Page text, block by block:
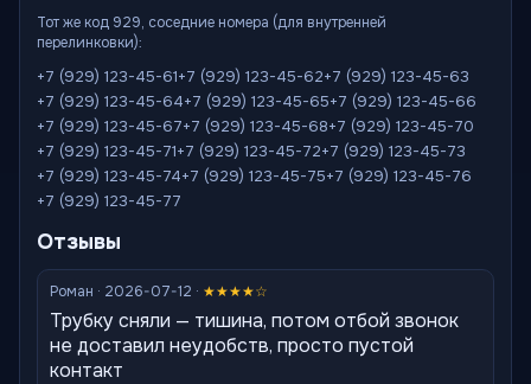
Тот же код 929, соседние номера (для внутренней
перелинковки):
+7 (929) 123-45-61+7 (929) 123-45-62+7 (929) 123-45-63
+7 (929) 123-45-64+7 (929) 123-45-65+7 (929) 123-45-66
+7 (929) 123-45-67+7 (929) 123-45-68+7 (929) 123-45-70
+7 (929) 123-45-71+7 (929) 123-45-72+7 (929) 123-45-73
+7 (929) 123-45-74+7 (929) 123-45-75+7 (929) 123-45-76
+7 (929) 123-45-77
Отзывы
Роман · 2026-07-12 · ★★★★☆
Трубку сняли — тишина, потом отбой звонок
не доставил неудобств, просто пустой
контакт